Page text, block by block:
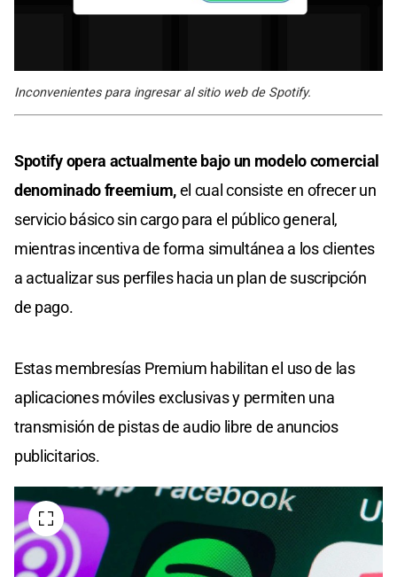
Inconvenientes para ingresar al sitio web de Spotify.
Spotify opera actualmente bajo un modelo comercial
denominado freemium,el cual consiste en ofrecer un
servicio básico sin cargo para el público general,
mientras incentiva de forma simultánea a los clientes
a actualizar sus perfiles hacia un plan de suscripción
de pago.
Estas membresías Premium habilitan el uso de las
aplicaciones móviles exclusivas y permiten una
transmisión de pistas de audio libre de anuncios
publicitarios.